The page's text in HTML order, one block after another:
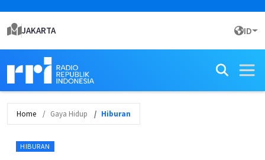
JAKARTA ID
Home Gaya Hidup Hiburan
HIBURAN